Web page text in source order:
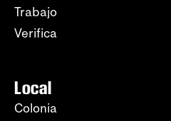
Trabajo
Verifica
Local
Colonia